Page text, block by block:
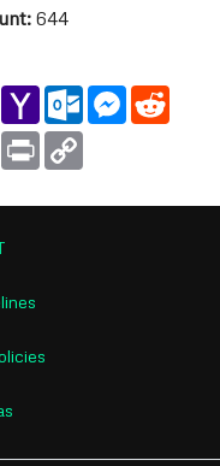
644
GmailYahoo
Mail
Outlook.com
Message
Print